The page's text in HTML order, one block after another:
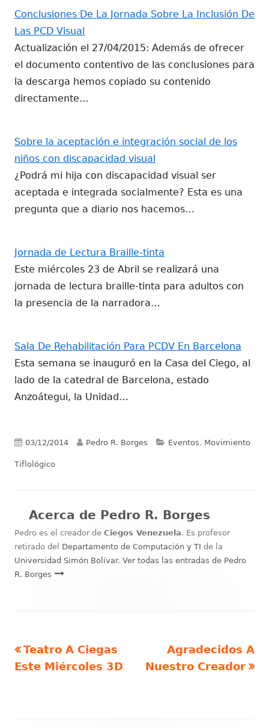
Conclusiones De La Jornada Sobre La Inclusión De
Las PCD Visual
Actualización el 27/04/2015: Además de ofrecer
el documento contentivo de las conclusiones para
la descarga hemos copiado su contenido
directamente…
Sobre la aceptación e integración social de los
niños con discapacidad visual
¿Podrá mi hija con discapacidad visual ser
aceptada e integrada socialmente? Esta es una
pregunta que a diario nos hacemos…
Jornada de Lectura Braille-tinta
Este miércoles 23 de Abril se realizará una
jornada de lectura braille-tinta para adultos con
la presencia de la narradora…
Sala De Rehabilitación Para PCDV En Barcelona
Esta semana se inauguró en la Casa del Ciego, al
lado de la catedral de Barcelona, estado
Anzoátegui, la Unidad…
Publicado
el
03/12/2014 Autor
Pedro R. Borges Categorías
Eventos, Movimiento
Tiflológico
Acerca de Pedro R. Borges
Pedro es el creador de Ciegos Venezuela. Es profesor
retirado del Departamento de Computación y TI de la
Universidad Simón Bolívar. Ver todas las entradas de Pedro
R. Borges
Navegación
Artículo
anterior
Teatro A Ciegas
Este Miércoles 3D
Artículo
siguiente
Agradecidos A
Nuestro Creador